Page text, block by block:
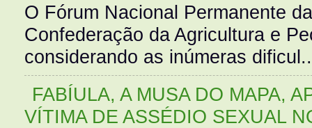
O Fórum Nacional Permanente
Confederação da Agricultura e
considerando as inúmeras
FABÍULA, A MUSA DO MAPA,
VÍTIMA DE ASSÉDIO SEXUAL